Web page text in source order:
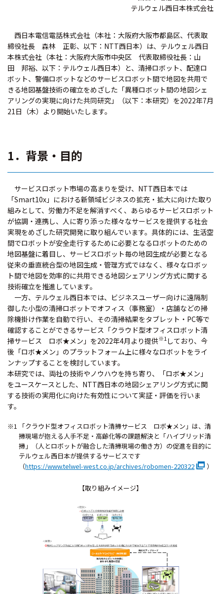
テルウェル西日本株式会社
西日本電信電話株式会社（本社：大阪府大阪市都島区、代表取
締役社長 森林 正彰、以下：NTT西日本）は、テルウェル西日
本株式会社（本社：大阪府大阪市中央区 代表取締役社長：山
田 邦裕、以下：テルウェル西日本）と、清掃ロボット、配達ロ
ボット、警備ロボットなどのサービスロボット間で地図を共用で
きる地図基盤技術の確立をめざした「異種ロボット間の地図シェ
アリングの実現に向けた共同研究」（以下：本研究）を2022年7月
21日（木）より開始いたします。
1．背景・目的
サービスロボット市場の高まりを受け、NTT西日本では
「Smart10x」における新領域ビジネスの拡充・拡大に向けた取り
組みとして、労働力不足を解消すべく、あらゆるサービスロボット
が協調・連携し、人に寄り添った様々なサービスを提供する社会
実現をめざした研究開発に取り組んでいます。具体的には、生活空
間でロボットが安全走行するために必要となるロボットのための
地図基盤に着目し、サービスロボット毎の地図生成が必要となる
従来の垂直統合型の地図生成・管理方式ではなく、様々なロボッ
ト間で地図を効率的に共用できる地図シェアリング方式に関する
技術確立を推進しています。
一方、テルウェル西日本では、ビジネスユーザー向けに遠隔制
御した小型の清掃ロボットでオフィス（事務室）・店舗などの掃
除機掛け作業を自動で行い、その清掃結果をタブレット・PC等で
確認することができるサービス「クラウド型オフィスロボット清
掃サービス ロボ★メン」を2022年4月より提供※1しており、今
後「ロボ★メン」のプラットフォーム上に様々なロボットをライ
ンナップすることを検討しています。
本研究では、両社の技術やノウハウを持ち寄り、「ロボ★メン」
をユースケースとした、NTT西日本の地図シェアリング方式に関
する技術の実用化に向けた有効性について実証・評価を行いま
す。
※1 「クラウド型オフィスロボット清掃サービス ロボ★メン」は、清
掃現場が抱える人手不足・高齢化等の課題解決と「ハイブリッド清
掃」（人とロボットが融合した清掃現場の働き方）の促進を目的に
テルウェル西日本が提供するサービスです
（https://www.telwel-west.co.jp/archives/robomen-220322 ）
【取り組みイメージ】